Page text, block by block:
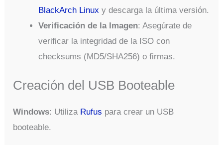
BlackArch Linux y descarga la última versión.
Verificación de la Imagen: Asegúrate de
verificar la integridad de la ISO con
checksums (MD5/SHA256) o firmas.
Creación del USB Booteable
Windows: Utiliza Rufus para crear un USB
booteable.